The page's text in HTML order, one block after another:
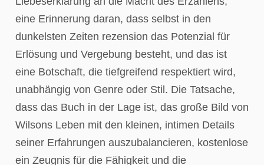
eine Erinnerung daran, dass selbst in den
dunkelsten Zeiten rezension das Potenzial für
Erlösung und Vergebung besteht, und das ist
eine Botschaft, die tiefgreifend respektiert wird,
unabhängig von Genre oder Stil. Die Tatsache,
dass das Buch in der Lage ist, das große Bild von
Wilsons Leben mit den kleinen, intimen Details
seiner Erfahrungen auszubalancieren, kostenlose
ein Zeugnis für die Fähigkeit und die